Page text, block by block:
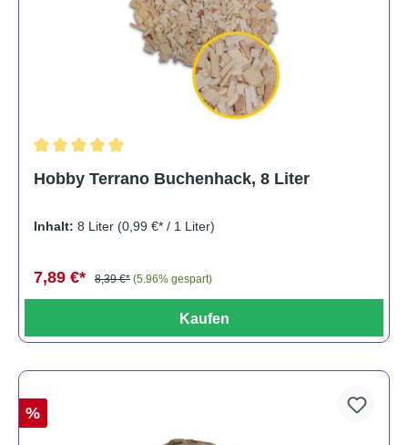
Hobby Terrano Buchenhack, 8 Liter
Inhalt: 8 Liter (0,99 €* / 1 Liter)
7,89 €* 8,39 €* (5.96% gespart)
Kaufen
%